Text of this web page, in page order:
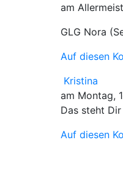
am
GLG Nora
Auf diesen
Kristina
am Montag,
Das steht Dir
Auf diesen